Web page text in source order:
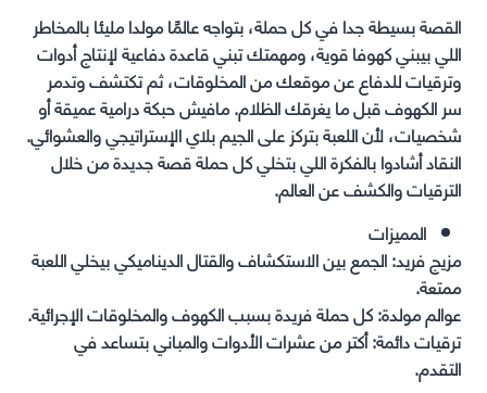
القصة بسيطة جدا في كل حملة، بتواجه عالمًا مولدا مليئا بالمخاطر
اللي بيبني كهوفا قوية، ومهمتك تبني قاعدة دفاعية لإنتاج أدوات
وترقيات للدفاع عن موقعك من المخلوقات، ثم تكتشف وتدمر
سر الكهوف قبل ما يغرقك الظلام. مافيش حبكة درامية عميقة أو
شخصيات، لأن اللعبة بتركز على الجيم بلاي الإستراتيجي والعشوائي.
النقاد أشادوا بالفكرة اللي بتخلي كل حملة قصة جديدة من خلال
الترقيات والكشف عن العالم.
المميزات
مزيج فريد: الجمع بين الاستكشاف والقتال الديناميكي بيخلي اللعبة
ممتعة.
عوالم مولدة: كل حملة فريدة بسبب الكهوف والمخلوقات الإجرائية.
ترقيات دائمة: أكتر من عشرات الأدوات والمباني بتساعد في
التقدم.